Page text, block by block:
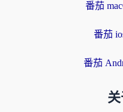
番茄
番茄
番茄
关